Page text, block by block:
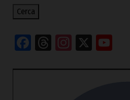
Cerca
Facebook
Threads
Instagram
X